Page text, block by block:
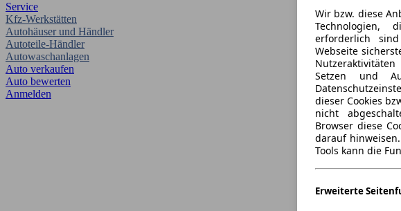
Service
Kfz-Werkstätten
Autohäuser und Händler
Autoteile-Händler
Autowaschanlagen
Auto verkaufen
Auto bewerten
Anmelden
Wir bzw. diese
Technologien,
erforderlich
Webseite
Setzen und
dieser Cookies
nicht
Browser diese
darauf
Tools kann die
Erweiterte